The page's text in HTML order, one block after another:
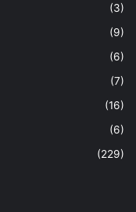
(3)
(9)
(6)
(7)
(16)
(6)
(229)